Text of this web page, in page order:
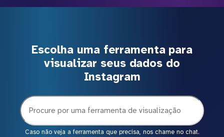
Escolha uma ferramenta para
visualizar seus dados do
Instagram
Caso não veja a ferramenta que precisa, nos chame no chat.